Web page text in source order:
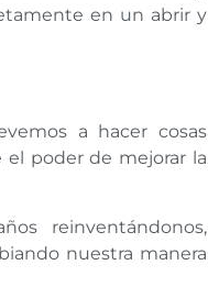
en un abrir y
a hacer cosas
poder de mejorar la
reinventándonos,
nuestra manera